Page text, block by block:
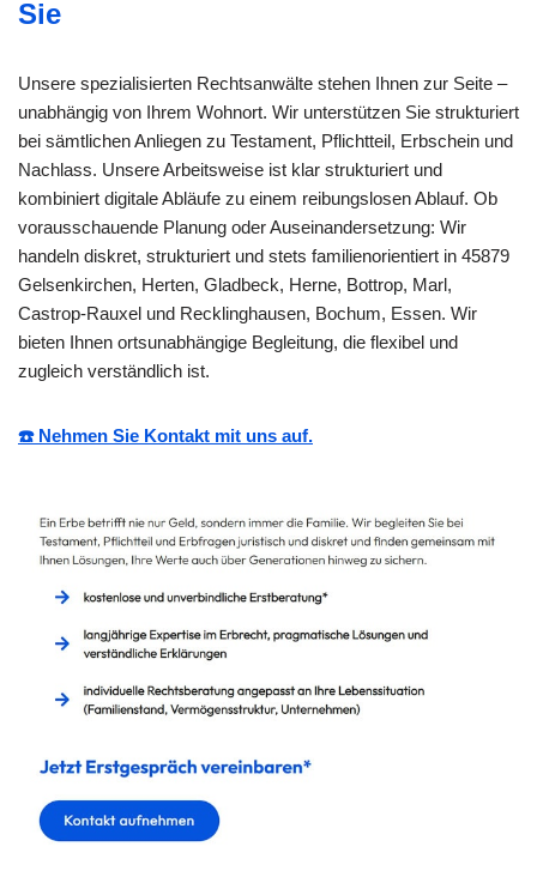
Sie
Unsere spezialisierten Rechtsanwälte stehen Ihnen zur Seite –
unabhängig von Ihrem Wohnort. Wir unterstützen Sie strukturiert
bei sämtlichen Anliegen zu Testament, Pflichtteil, Erbschein und
Nachlass. Unsere Arbeitsweise ist klar strukturiert und
kombiniert digitale Abläufe zu einem reibungslosen Ablauf. Ob
vorausschauende Planung oder Auseinandersetzung: Wir
handeln diskret, strukturiert und stets familienorientiert in 45879
Gelsenkirchen, Herten, Gladbeck, Herne, Bottrop, Marl,
Castrop-Rauxel und Recklinghausen, Bochum, Essen. Wir
bieten Ihnen ortsunabhängige Begleitung, die flexibel und
zugleich verständlich ist.
☎️ Nehmen Sie Kontakt mit uns auf.